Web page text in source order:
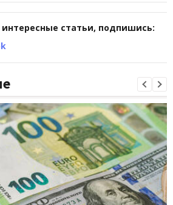
интересные статьи, подпишись: